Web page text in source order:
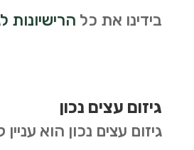
בידינו את כל הרישיונות
גיזום עצים נכון
גיזום עצים נכון הוא עניין